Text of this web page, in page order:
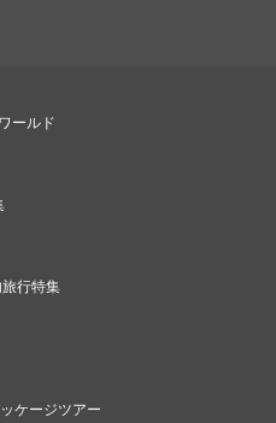
ールド
行特集
ケージツアー